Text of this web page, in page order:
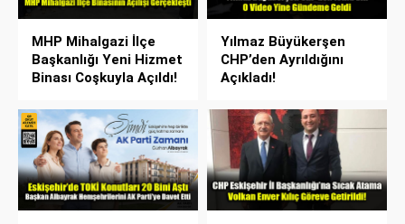
MHP Mihalgazi İlçe
Başkanlığı Yeni Hizmet
Binası Coşkuyla Açıldı!
Yılmaz Büyükerşen
CHP’den Ayrıldığını
Açıkladı!